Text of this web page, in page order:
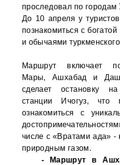
проследовал по городам
До 10 апреля у
познакомиться с богатой
и обычаями
Маршрут включает
Мары, Ашхабад и
сделает остановку
станции Ичогуз, что
ознакомиться с
числе с «Вратами ада» -
природным газом.
- Маршрут в